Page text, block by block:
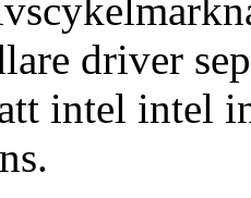
driver
intel intel